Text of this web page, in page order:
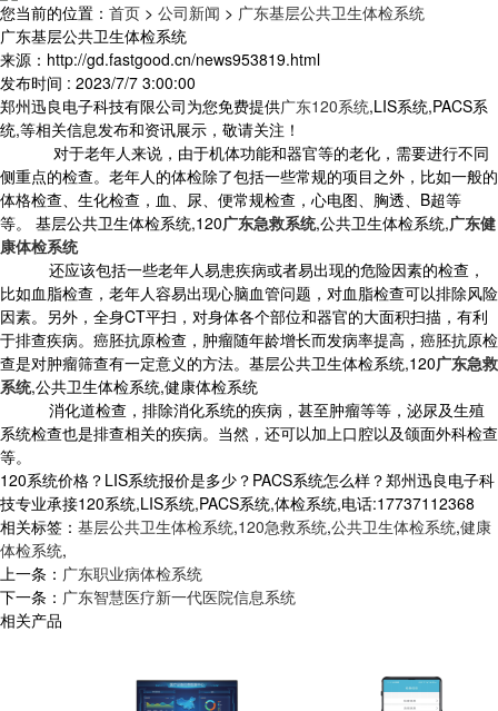
您当前的位置： 首页 > 公司新闻 > 广东基层公共卫生体检系统
广东基层公共卫生体检系统
来源：http://gd.fastgood.cn/news953819.html
发布时间 : 2023/7/7 3:00:00
郑州迅良电子科技有限公司为您免费提供广东120系统,LIS系统,PACS系
统,等相关信息发布和资讯展示，敬请关注！
对于老年人来说，由于机体功能和器官等的老化，需要进行不同
侧重点的检查。老年人的体检除了包括一些常规的项目之外，比如一般的
体格检查、生化检查，血、尿、便常规检查，心电图、胸透、B超等
等。 基层公共卫生体检系统,120广东急救系统,公共卫生体检系统,广东健
康体检系统
还应该包括一些老年人易患疾病或者易出现的危险因素的检查，
比如血脂检查，老年人容易出现心脑血管问题，对血脂检查可以排除风险
因素。另外，全身CT平扫，对身体各个部位和器官的大面积扫描，有利
于排查疾病。癌胚抗原检查，肿瘤随年龄增长而发病率提高，癌胚抗原检
查是对肿瘤筛查有一定意义的方法。基层公共卫生体检系统,120广东急救
系统,公共卫生体检系统,健康体检系统
消化道检查，排除消化系统的疾病，甚至肿瘤等等，泌尿及生殖
系统检查也是排查相关的疾病。当然，还可以加上口腔以及颌面外科检查
等。
120系统价格？LIS系统报价是多少？PACS系统怎么样？郑州迅良电子科
技专业承接120系统,LIS系统,PACS系统,体检系统,电话:17737112368
相关标签： 基层公共卫生体检系统,120急救系统,公共卫生体检系统,健康
体检系统,
上一条： 广东职业病体检系统
下一条： 广东智慧医疗新一代医院信息系统
相关产品